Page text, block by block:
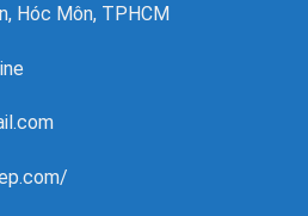
Hóc Môn, TPHCM